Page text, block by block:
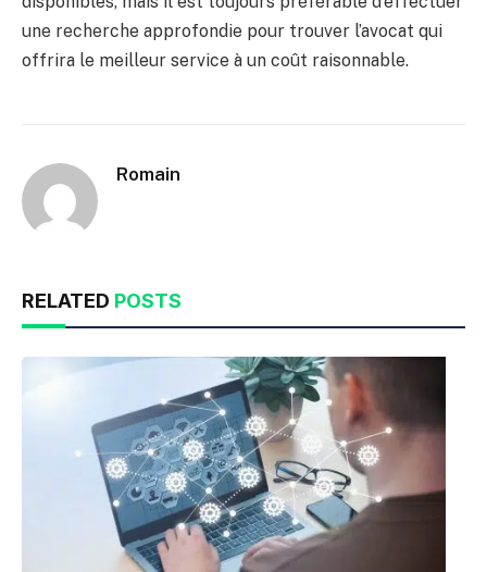
une recherche approfondie pour trouver l’avocat qui
offrira le meilleur service à un coût raisonnable.
Romain
RELATED POSTS